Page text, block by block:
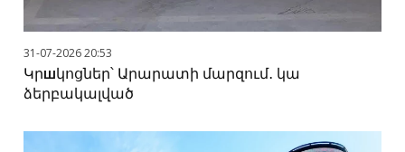
31-07-2026 20:53
Կրшկոցներ՝ Արարատի մարզում․ կա
ձերբակալված